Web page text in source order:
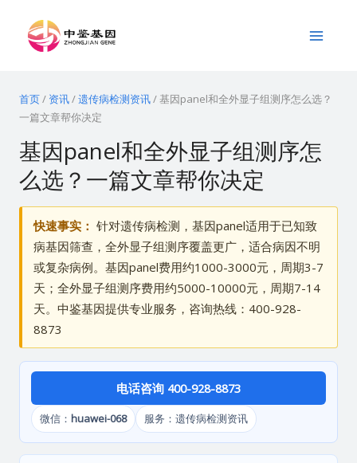
Menu
首页/ 资讯/遗传病检测资讯/基因panel和全外显子组测序怎么选？
一篇文章帮你决定
基因panel和全外显子组测序怎
么选？一篇文章帮你决定
快速事实： 针对遗传病检测，基因panel适用于已知致
病基因筛查，全外显子组测序覆盖更广，适合病因不明
或复杂病例。基因panel费用约1000-3000元，周期3-7
天；全外显子组测序费用约5000-10000元，周期7-14
天。中鉴基因提供专业服务，咨询热线：400-928-
8873
电话咨询 400-928-8873
微信： huawei-068 服务：遗传病检测资讯